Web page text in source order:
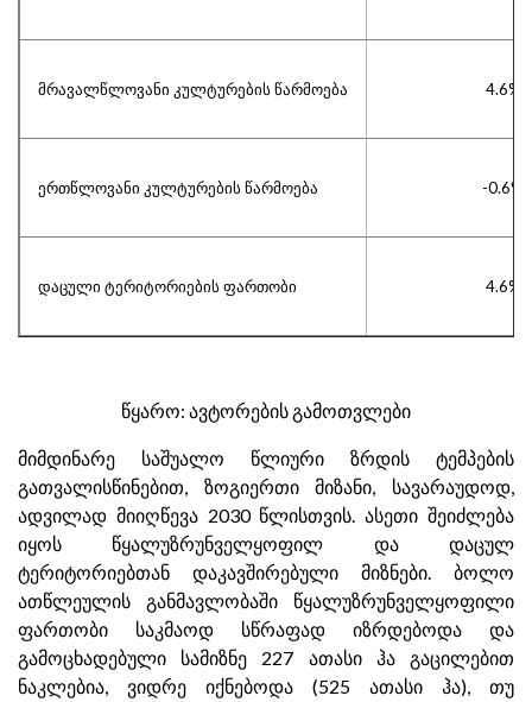
მრავალწლოვანი კულტურების წარმოება 4.6%
ერთწლოვანი კულტურების წარმოება -0.6%
დაცული ტერიტორიების ფართობი 4.6%
წყარო: ავტორების გამოთვლები
მიმდინარე საშუალო წლიური ზრდის ტემპების
გათვალისწინებით, ზოგიერთი მიზანი, სავარაუდოდ,
ადვილად მიიღწევა 2030 წლისთვის. ასეთი შეიძლება
იყოს წყალუზრუნველყოფილ და დაცულ
ტერიტორიებთან დაკავშირებული მიზნები. ბოლო
ათწლეულის განმავლობაში წყალუზრუნველყოფილი
ფართობი საკმაოდ სწრაფად იზრდებოდა და
გამოცხადებული სამიზნე 227 ათასი ჰა გაცილებით
ნაკლებია, ვიდრე იქნებოდა (525 ათასი ჰა), თუ